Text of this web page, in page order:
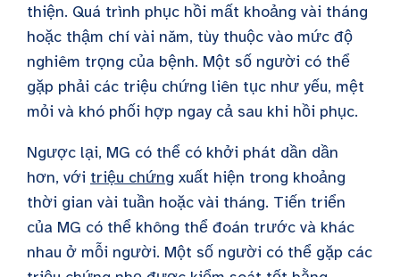
thiện. Quá trình phục hồi mất khoảng vài tháng
hoặc thậm chí vài năm, tùy thuộc vào mức độ
nghiêm trọng của bệnh. Một số người có thể
gặp phải các triệu chứng liên tục như yếu, mệt
mỏi và khó phối hợp ngay cả sau khi hồi phục.
Ngược lại, MG có thể có khởi phát dần dần
hơn, với triệu chứng xuất hiện trong khoảng
thời gian vài tuần hoặc vài tháng. Tiến triển
của MG có thể không thể đoán trước và khác
nhau ở mỗi người. Một số người có thể gặp các